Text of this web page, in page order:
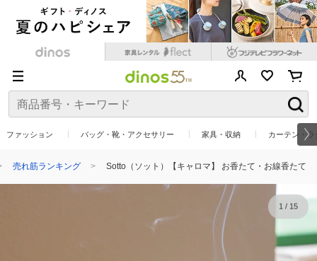
ファッション バッグ・靴・アクセサリー 家具・収納 カーテン・
売れ筋ランキング Sotto（ソット）【キャロマ】 お香たて・お線香たて
1/ 15